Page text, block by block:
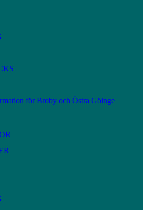
för Broby och Östra Göinge